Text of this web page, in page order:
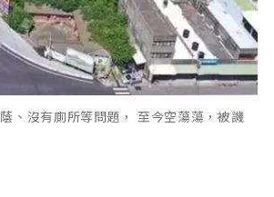
、沒有廁所等問題， 至今空蕩蕩，被譏